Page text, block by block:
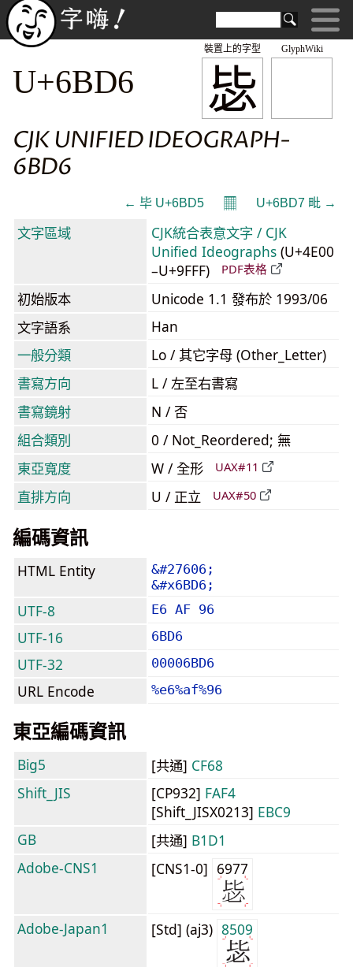
GlyphWiki
毖
裝置上的字型
U+6BD6
CJK UNIFIED IDEOGRAPH-
6BD6
← 毕 U+6BD5 𝄜 U+6BD7 毗 →
文字區域
CJK統合表意文字 / CJK
Unified Ideographs (U+4E00
–U+9FFF)
PDF表格
初始版本
Unicode 1.1 發布於 1993/06
文字語系
Han
一般分類
Lo / 其它字母 (Other_Letter)
書寫方向
L / 左至右書寫
書寫鏡射
N / 否
組合類別
0 / Not_Reordered; 無
東亞寬度
W / 全形 UAX#11
直排方向 U / 正立 UAX#50
編碼資訊
HTML Entity
&#27606;
&#x6BD6;
UTF-8 E6 AF 96
UTF-16 6BD6
UTF-32 00006BD6
URL Encode %e6%af%96
東亞編碼資訊
Big5 [共通] CF68
Shift_JIS
[CP932] FAF4
[Shift_JISX0213] EBC9
GB
[共通] B1D1
Adobe-CNS1
[CNS1-0] 6977
Adobe-Japan1 [Std] (aj3) 8509